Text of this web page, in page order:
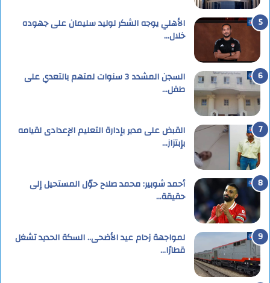
الأهلي يوجه الشكر لوليد سليمان على جهوده
خلال…
السجن المشدد 3 سنوات لمتهم بالتعدي على
طفل…
القبض على مدير بإدارة التعليم الإعدادى لقيامه
بإبتزاز…
أحمد شوبير: محمد صلاح حوّل المستحيل إلى
حقيقة…
لمواجهة زحام عيد الأضحى.. السكة الحديد تشغل
قطارًا…